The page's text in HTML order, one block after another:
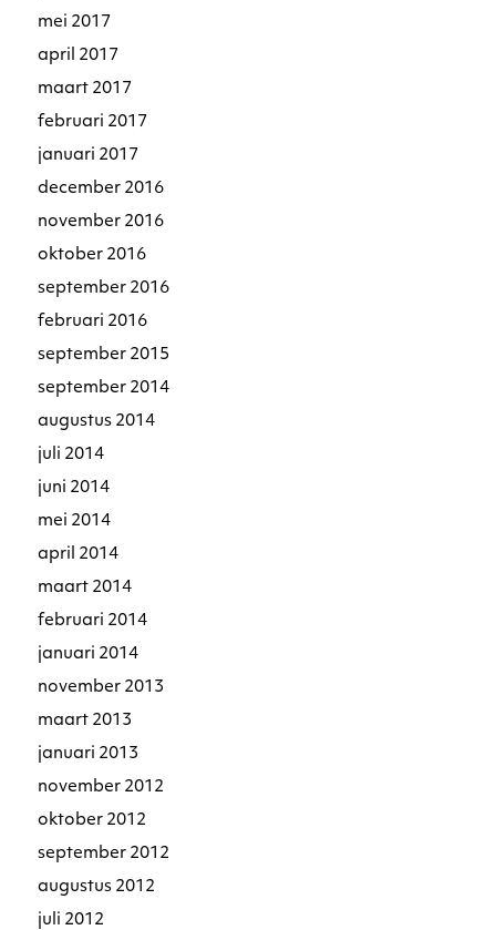
mei 2017
april 2017
maart 2017
februari 2017
januari 2017
december 2016
november 2016
oktober 2016
september 2016
februari 2016
september 2015
september 2014
augustus 2014
juli 2014
juni 2014
mei 2014
april 2014
maart 2014
februari 2014
januari 2014
november 2013
maart 2013
januari 2013
november 2012
oktober 2012
september 2012
augustus 2012
juli 2012